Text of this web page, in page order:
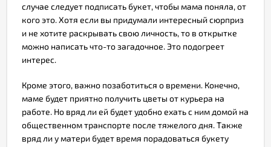
случае следует подписать букет, чтобы мама поняла, от
кого это. Хотя если вы придумали интересный сюрприз
и не хотите раскрывать свою личность, то в открытке
можно написать что-то загадочное. Это подогреет
интерес.
Кроме этого, важно позаботиться о времени. Конечно,
маме будет приятно получить цветы от курьера на
работе. Но вряд ли ей будет удобно ехать с ним домой на
общественном транспорте после тяжелого дня. Также
вряд ли у матери будет время порадоваться букету